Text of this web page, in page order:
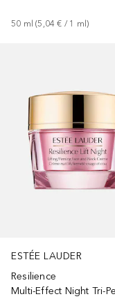
50 ml (5,04 € / 1 ml)
ESTÉE LAUDER
Resilience